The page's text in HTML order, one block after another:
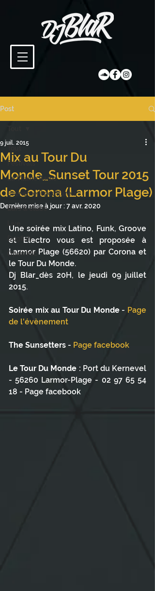
Post
Festivals
La Vilaine Radio
Évènements culturels
Bars & clubs
Dogfish
Open Mic
Mix au Tour Du
Monde_Sunset Tour 2015
de Corona (Larmor Plage)
9 juil. 2015
Dernière mise à jour :7 avr. 2020
Une soirée mix Latino, Funk, Groove
et Electro vous est proposée à
Larmor Plage (56620) par Corona et
le Tour Du Monde.
Dj Blar_dès 20H, le jeudi 09 juillet
2015.
Soirée mix au Tour Du Monde - Page
de l'évènement
The Sunsetters - Page facebook
Le Tour Du Monde : Port du Kernevel
- 56260 Larmor-Plage - 02 97 65 54
18 - Page facebook